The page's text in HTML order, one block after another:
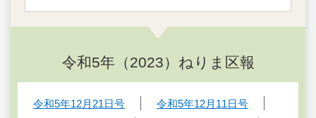
令和5年（2023）ねりま区報
令和5年12月21日号
令和5年12月11日号